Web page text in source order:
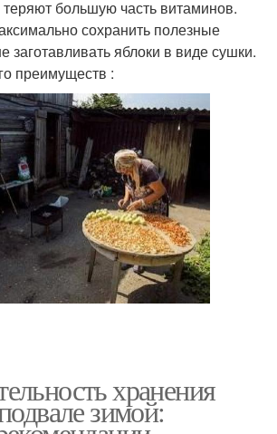
теряют большую часть витаминов.
сохранить полезные
заготавливать яблоки в виде сушки.
преимуществ :
хранения
зимой: